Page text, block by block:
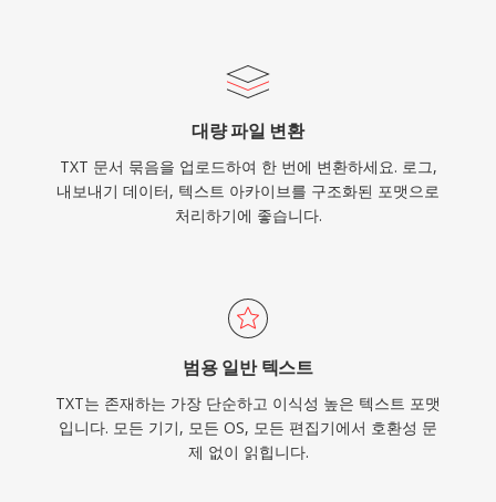
대량 파일 변환
TXT 문서 묶음을 업로드하여 한 번에 변환하세요. 로그,
내보내기 데이터, 텍스트 아카이브를 구조화된 포맷으로
처리하기에 좋습니다.
범용 일반 텍스트
TXT는 존재하는 가장 단순하고 이식성 높은 텍스트 포맷
입니다. 모든 기기, 모든 OS, 모든 편집기에서 호환성 문
제 없이 읽힙니다.